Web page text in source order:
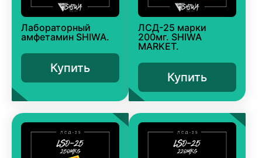
Лабораторный
амфетамин SHIWA.
Купить
ЛСД-25 марки
200мг. SHIWA
MARKET.
Купить